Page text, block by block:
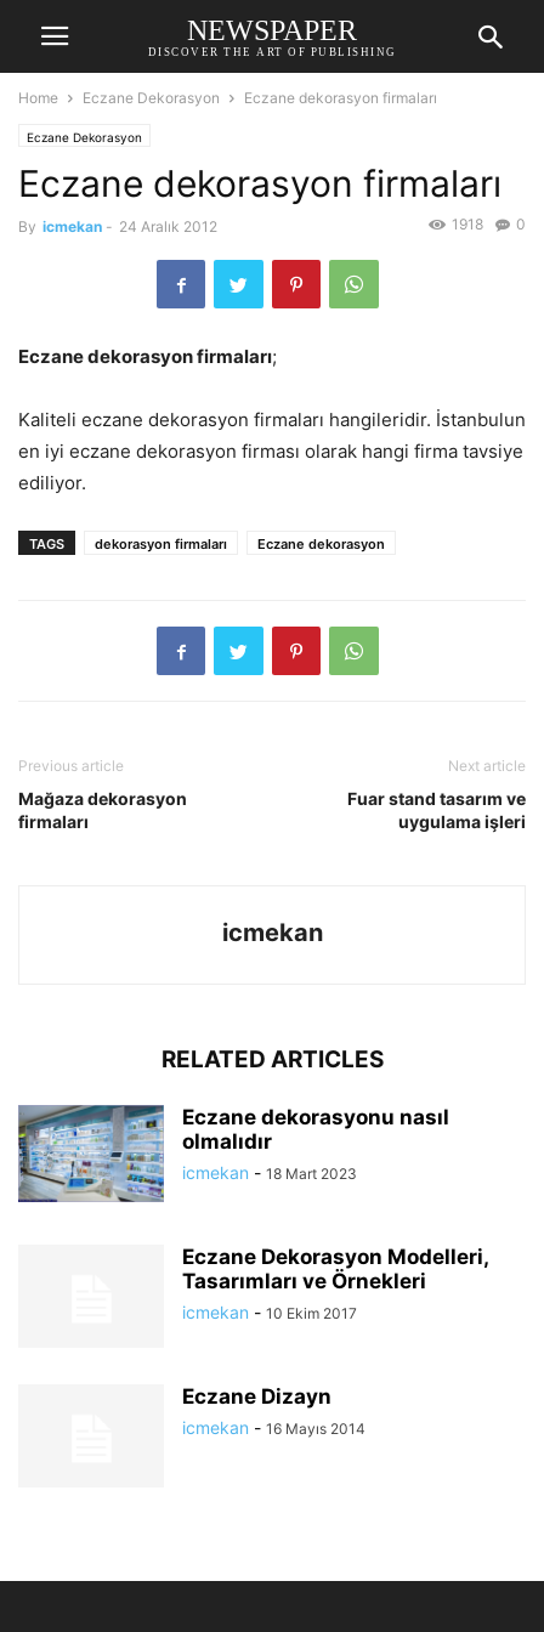
NEWSPAPER
DISCOVER THE ART OF PUBLISHING
Home Eczane Dekorasyon Eczane dekorasyon firmaları
Eczane Dekorasyon
Eczane dekorasyon firmaları
By icmekan - 24 Aralık 2012 0
1918
Eczane dekorasyon firmaları;
Kaliteli eczane dekorasyon firmaları hangileridir. İstanbulun
en iyi eczane dekorasyon firması olarak hangi firma tavsiye
ediliyor.
TAGS dekorasyon firmaları Eczane dekorasyon
Previous article
Mağaza dekorasyon
firmaları
Next article
Fuar stand tasarım ve
uygulama işleri
icmekan
RELATED ARTICLES
Eczane dekorasyonu nasıl
olmalıdır
icmekan - 18 Mart 2023
Eczane Dekorasyon Modelleri,
Tasarımları ve Örnekleri
icmekan - 10 Ekim 2017
Eczane Dizayn
icmekan - 16 Mayıs 2014